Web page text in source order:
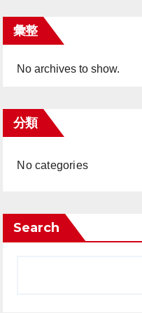
彙整
No archives to show.
分類
No categories
Search